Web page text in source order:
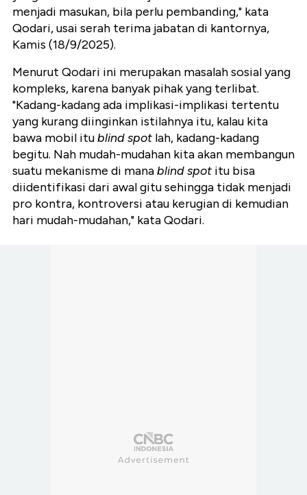
menjadi masukan, bila perlu pembanding," kata
Qodari, usai serah terima jabatan di kantornya,
Kamis (18/9/2025).
Menurut Qodari ini merupakan masalah sosial yang
kompleks, karena banyak pihak yang terlibat.
"Kadang-kadang ada implikasi-implikasi tertentu
yang kurang diinginkan istilahnya itu, kalau kita
bawa mobil itublind spot lah, kadang-kadang
begitu. Nah mudah-mudahan kita akan membangun
suatu mekanisme di manablind spot itu bisa
diidentifikasi dari awal gitu sehingga tidak menjadi
pro kontra, kontroversi atau kerugian di kemudian
hari mudah-mudahan," kata Qodari.